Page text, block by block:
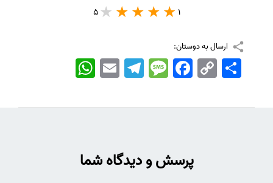
1
5
ارسال به دوستان:
WhatsApp EmailTelegramMessageFacebook Copy
Link
اشتراک
پرسش و دیدگاه شما